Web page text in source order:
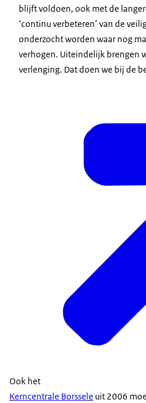
blijft voldoen, ook met de
‘continu verbeteren’ van de
onderzocht worden waar nog
verhogen. Uiteindelijk brengen
verlenging. Dat doen we bij de
Ook het
Kerncentrale Borssele uit 2006